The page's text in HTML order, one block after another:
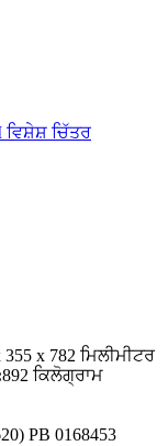
355 x 782 ਮਿਲੀਮੀਟਰ
892 ਕਿਲੋਗ੍ਰਾਮ
PB 0168453